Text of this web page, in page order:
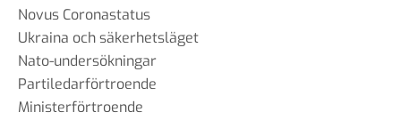
Novus Coronastatus
Ukraina och säkerhetsläget
Nato-undersökningar
Partiledarförtroende
Ministerförtroende